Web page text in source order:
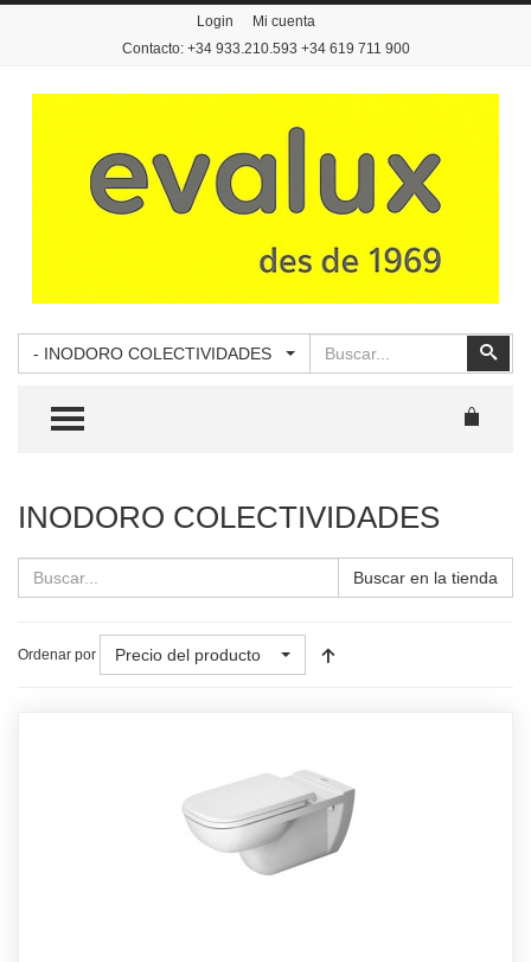
Login
Mi cuenta
Contacto: +34 933.210.593 +34 619 711 900
- INODORO COLECTIVIDADES
TOGGLE MENU
INODORO COLECTIVIDADES
Buscar en la tienda
Ordenar por Precio del producto